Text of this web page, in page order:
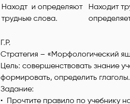
Находт и определяют
трудные слова.
Находит
Г.Р.
Стратегия – «Морфологический
Цель: совершенствовать знание
формировать, определить глаголы.
Задание:
• Прочтите правило по учебнику